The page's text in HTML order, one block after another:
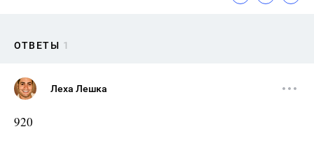
ОТВЕТЫ 1
Леха Лешка
920